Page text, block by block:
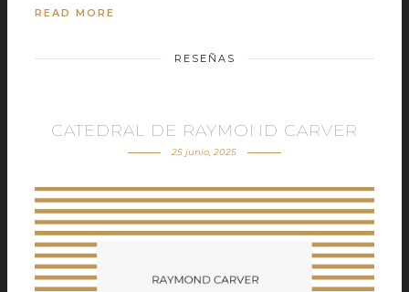
READ MORE
RESEÑAS
CATEDRAL DE RAYMOND CARVER
25 junio, 2025